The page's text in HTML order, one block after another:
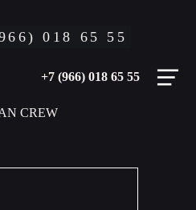
018 65 55
+7 (966) 018 65 55
CREW